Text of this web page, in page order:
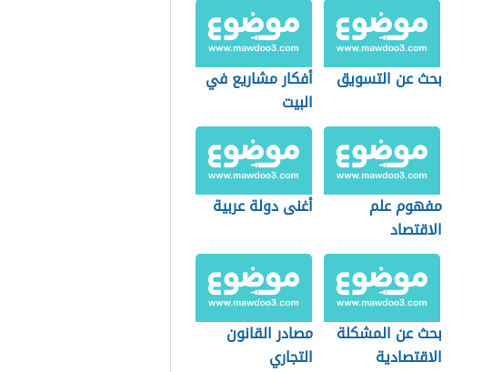
بحث عن التسويق
أفكار مشاريع في
البيت
مفهوم علم
الاقتصاد
أغنى دولة عربية
بحث عن المشكلة
الاقتصادية
مصادر القانون
التجاري